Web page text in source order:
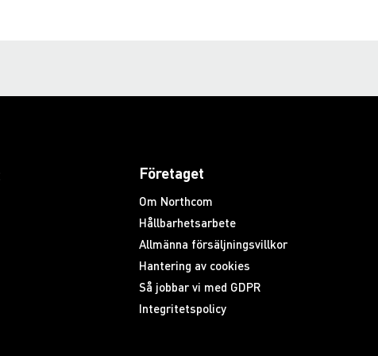
Företaget
Om Northcom
Hållbarhetsarbete
Allmänna försäljningsvillkor
Hantering av cookies
Så jobbar vi med GDPR
Integritetspolicy